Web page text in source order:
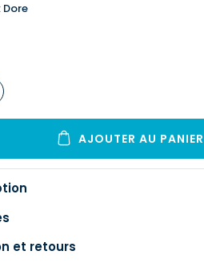
Dore
AJOUTER AU PANIER
et retours